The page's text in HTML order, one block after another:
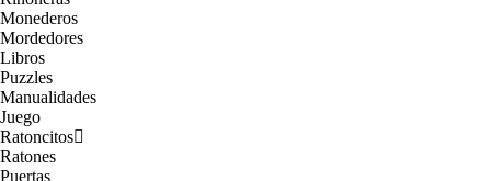
Monederos
Mordedores
Libros
Puzzles
Manualidades
Juego
Ratoncitos
Ratones
Puertas